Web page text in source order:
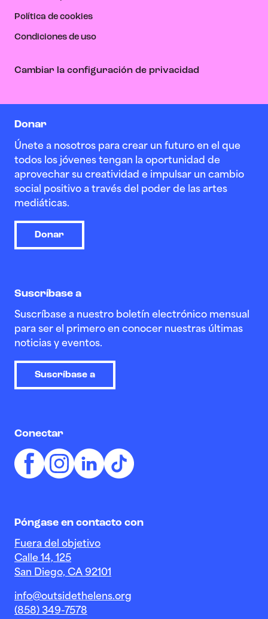
Donar
Únete a nosotros para crear un futuro en el que
todos los jóvenes tengan la oportunidad de
aprovechar su creatividad e impulsar un cambio
social positivo a través del poder de las artes
mediáticas.
Donar
Suscríbase a
Suscríbase a nuestro boletín electrónico mensual
para ser el primero en conocer nuestras últimas
noticias y eventos.
Suscríbase a
Conectar
Póngase en contacto con
Fuera del objetivo
Calle 14, 125
San Diego, CA 92101
info@outsidethelens.org
(858) 349-7578
Política de cookies
Condiciones de uso
Cambiar la configuración de privacidad